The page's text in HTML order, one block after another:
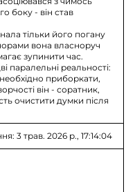
боку - він став
тільки його погану
вона власноруч
зупинити час.
паралельні реальності:
приборкати,
він - соратник,
очистити думки після
3 трав. 2026 р., 17:14:04